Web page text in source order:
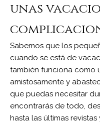
unas
Sabemos que los
cuando se está de
también funciona como
amistosamente y
que puedas necesitar
encontrarás de todo,
hasta las últimas